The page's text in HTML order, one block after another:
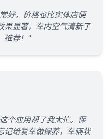
好，价格也比实体店便
果显著，车内空气清新了
推荐！"
个应用帮了我大忙。保
记给爱车做保养，车辆状